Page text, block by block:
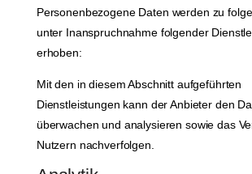
Personenbezogene Daten werden zu
unter Inanspruchnahme folgender
erhoben:
Mit den in diesem Abschnitt aufgeführten
Dienstleistungen kann der Anbieter den
überwachen und analysieren sowie das
Nutzern nachverfolgen.